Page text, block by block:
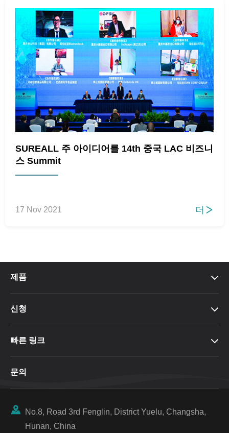
SUREALL 주 아이디어를 14th 중국 LAC 비즈니
스 Summit
17 Nov 2021 더 
제품 
신청 
빠른 링크 
문의

No.8, Road 3rd Fenglin, District Yuelu, Changsha,
Hunan, China